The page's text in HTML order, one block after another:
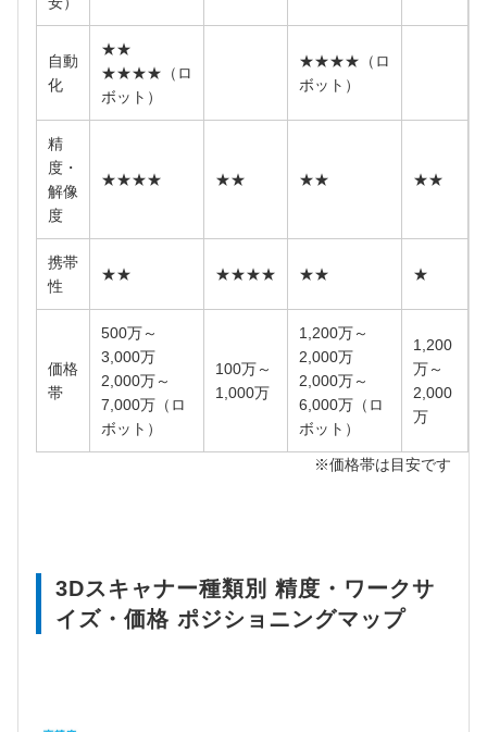
自動
化
★★
★★★★（ロ
ボット）
★★★★（ロ
ボット）
精
度・
解像
度
★★★★ ★★ ★★ ★★
携帯
性
★★ ★★★★ ★★ ★
価格
帯
500万～
3,000万
2,000万～
7,000万（ロ
ボット）
100万～
1,000万
1,200万～
2,000万
2,000万～
6,000万（ロ
ボット）
1,200
万～
2,000
万
※価格帯は目安です
3Dスキャナー種類別 精度・ワークサ
イズ・価格 ポジショニングマップ